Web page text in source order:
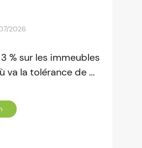
2026
% sur les immeubles
va la tolérance de ...